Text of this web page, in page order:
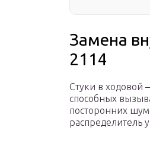
Замена
2114
Стуки в ходовой
способных
посторонних
распределитель